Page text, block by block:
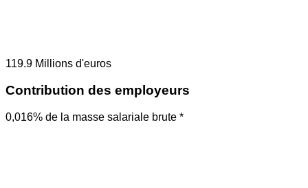
119.9 Millions d'euros
Contribution des employeurs
0,016% de la masse salariale brute *